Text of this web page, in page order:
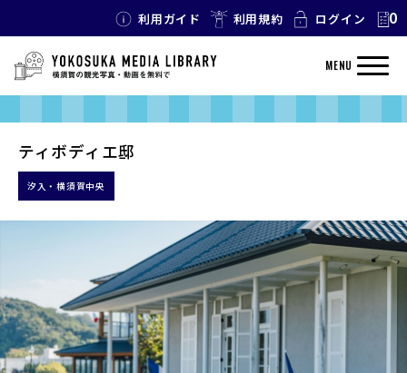
利用ガイド 利用規約 ログイン 0
MENU
ティボディエ邸
汐入・横須賀中央